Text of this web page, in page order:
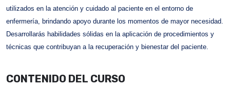
utilizados en la atención y cuidado al paciente en el entorno de
enfermería, brindando apoyo durante los momentos de mayor necesidad.
Desarrollarás habilidades sólidas en la aplicación de procedimientos y
técnicas que contribuyan a la recuperación y bienestar del paciente.
CONTENIDO DEL CURSO